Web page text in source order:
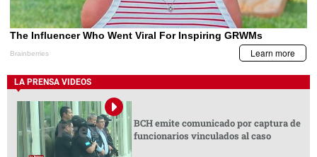
LA PRENSA VIDEOS
BCH emite comunicado por captura de
funcionarios vinculados al caso